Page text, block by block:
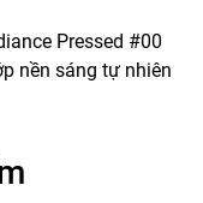
Pressed #00
nền sáng tự nhiên